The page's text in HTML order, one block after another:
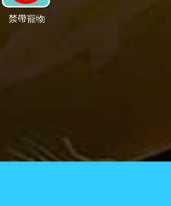
禁帶寵物